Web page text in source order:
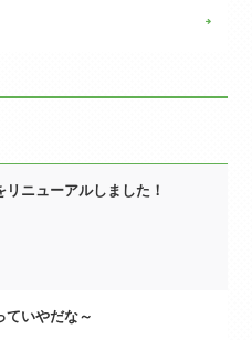
ニューアルしました！
ていやだな～